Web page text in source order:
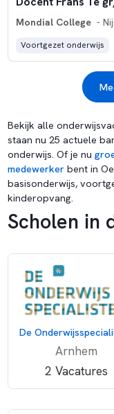
Mondial College -
Voortgezet onderwijs
Bekijk alle
staan nu 25 actuele
onderwijs. Of je nu
medewerkerbent in
basisonderwijs,
kinderopvang.
Scholen in
De
Arnhem
2 Vacatures